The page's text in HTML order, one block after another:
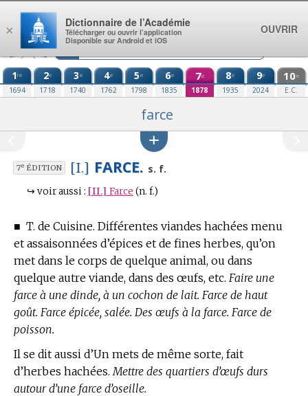
Aller au contenu
1re
1694
2e
1718
3e
1740
4e
1762
5e
1798
6e
1835
7e
1878
8e
1935
9e
2024
10e
E.C.
farce
7eÉDITION [I.] FARCE. s. f.
↪ voir aussi : [II.] Farce (n. f.)
■ T. de Cuisine. Différentes viandes hachées menu
et assaisonnées d’épices et de fines herbes, qu’on
met dans le corps de quelque animal, ou dans
quelque autre viande, dans des œufs, etc. Faire une
farce à une dinde, à un cochon de lait. Farce de haut
goût. Farce épicée, salée. Des œufs à la farce. Farce de
poisson.
Il se dit aussi d’Un mets de même sorte, fait
d’herbes hachées. Mettre des quartiers d’œufs durs
autour d’une farce d’oseille.
×
Dictionnaire de l’Académie
Télécharger ou ouvrir l’application
Disponible sur Android et iOS
OUVRIR